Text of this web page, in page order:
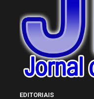
EDITORIAIS